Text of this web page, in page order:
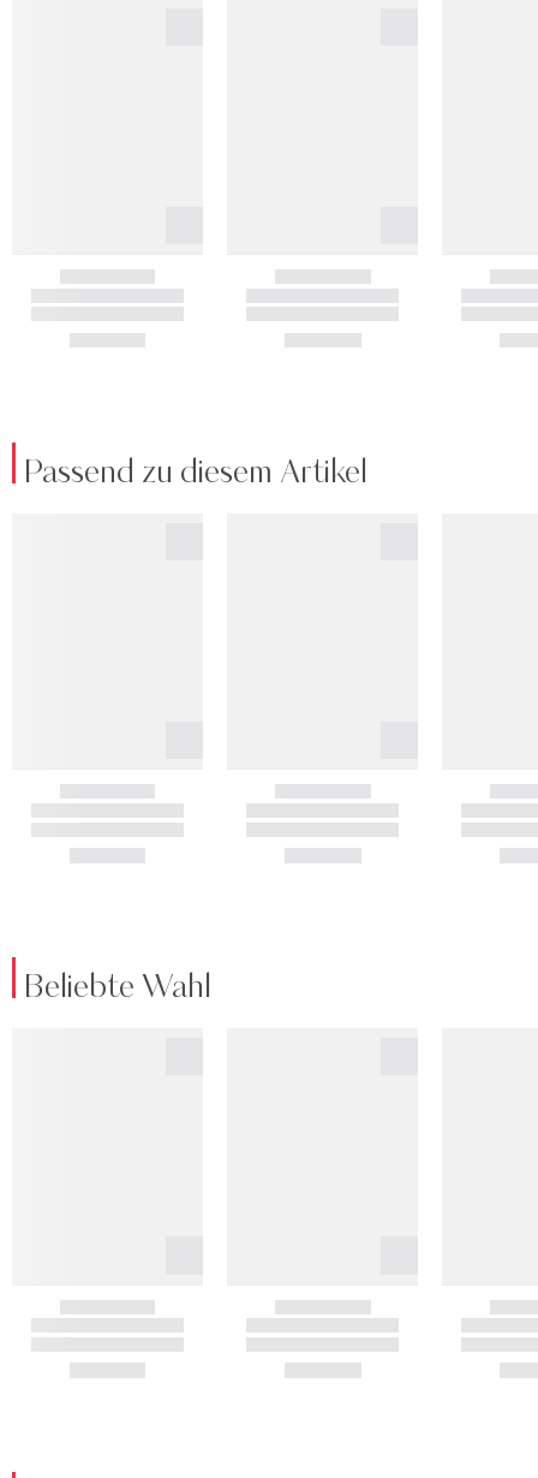
Passend zu diesem Artikel
Beliebte Wahl